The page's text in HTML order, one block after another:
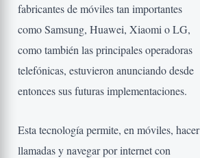
fabricantes de móviles tan importantes
como Samsung, Huawei, Xiaomi o LG,
como también las principales operadoras
telefónicas, estuvieron anunciando desde
entonces sus futuras implementaciones.
Esta tecnología permite, en móviles, hacer
llamadas y navegar por internet con